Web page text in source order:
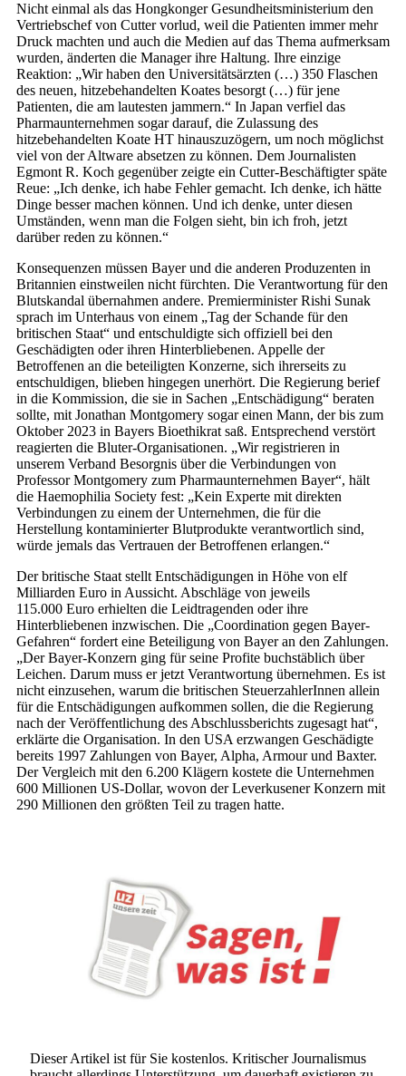
Nicht einmal als das Hongkonger Gesundheitsministerium den
Vertriebschef von Cutter vorlud, weil die Patienten immer mehr
Druck machten und auch die Medien auf das Thema aufmerksam
wurden, änderten die Manager ihre Haltung. Ihre einzige
Reaktion: „Wir haben den Universitätsärzten (…) 350 Flaschen
des neuen, hitzebehandelten Koates besorgt (…) für jene
Patienten, die am lautesten jammern.“ In Japan verfiel das
Pharmaunternehmen sogar darauf, die Zulassung des
hitzebehandelten Koate HT hinauszuzögern, um noch möglichst
viel von der Altware absetzen zu können. Dem Journalisten
Egmont R. Koch gegenüber zeigte ein Cutter-Beschäftigter späte
Reue: „Ich denke, ich habe Fehler gemacht. Ich denke, ich hätte
Dinge besser machen können. Und ich denke, unter diesen
Umständen, wenn man die Folgen sieht, bin ich froh, jetzt
darüber reden zu können.“
Konsequenzen müssen Bayer und die anderen Produzenten in
Britannien einstweilen nicht fürchten. Die Verantwortung für den
Blutskandal übernahmen andere. Premierminister Rishi Sunak
sprach im Unterhaus von einem „Tag der Schande für den
britischen Staat“ und entschuldigte sich offiziell bei den
Geschädigten oder ihren Hinterbliebenen. Appelle der
Betroffenen an die beteiligten Konzerne, sich ihrerseits zu
entschuldigen, blieben hingegen unerhört. Die Regierung berief
in die Kommission, die sie in Sachen „Entschädigung“ beraten
sollte, mit Jonathan Montgomery sogar einen Mann, der bis zum
Oktober 2023 in Bayers Bioethikrat saß. Entsprechend verstört
reagierten die Bluter-Organisationen. „Wir registrieren in
unserem Verband Besorgnis über die Verbindungen von
Professor Montgomery zum Pharmaunternehmen Bayer“, hält
die Haemophilia Society fest: „Kein Experte mit direkten
Verbindungen zu einem der Unternehmen, die für die
Herstellung kontaminierter Blutprodukte verantwortlich sind,
würde jemals das Vertrauen der Betroffenen erlangen.“
Der britische Staat stellt Entschädigungen in Höhe von elf
Milliarden Euro in Aussicht. Abschläge von jeweils
115.000 Euro erhielten die Leidtragenden oder ihre
Hinterbliebenen inzwischen. Die „Coordination gegen Bayer-
Gefahren“ fordert eine Beteiligung von Bayer an den Zahlungen.
„Der Bayer-Konzern ging für seine Profite buchstäblich über
Leichen. Darum muss er jetzt Verantwortung übernehmen. Es ist
nicht einzusehen, warum die britischen SteuerzahlerInnen allein
für die Entschädigungen aufkommen sollen, die die Regierung
nach der Veröffentlichung des Abschlussberichts zugesagt hat“,
erklärte die Organisation. In den USA erzwangen Geschädigte
bereits 1997 Zahlungen von Bayer, Alpha, Armour und Baxter.
Der Vergleich mit den 6.200 Klägern kostete die Unternehmen
600 Millionen US-Dollar, wovon der Leverkusener Konzern mit
290 Millionen den größten Teil zu tragen hatte.
Dieser Artikel ist für Sie kostenlos. Kritischer Journalismus